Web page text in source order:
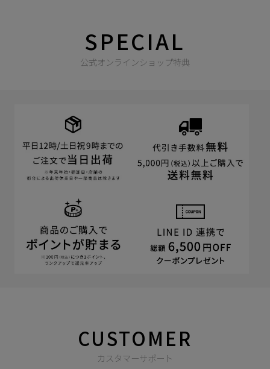
SPECIAL
公式オンラインショップ特典
CUSTOMER
カスタマーサポート